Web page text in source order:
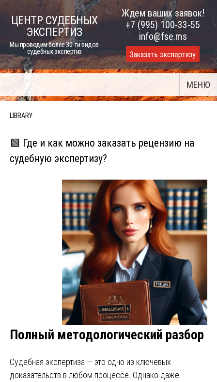
Skip
ЦЕНТР СУДЕБНЫХ
ЭКСПЕРТИЗ
Мы проводим более 30-ти видов
судебных экспертиз
Ждем ваших заявок!
+7 (995) 100-33-55
info@fse.ms
Заказать экспертизу
МЕНЮ
LIBRARY
🟩 Где и как можно заказать рецензию на
судебную экспертизу?
Полный методологический разбор
Судебная экспертиза — это одно из ключевых
доказательств в любом процессе. Однако даже